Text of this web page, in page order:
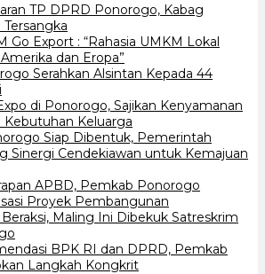
TP DPRD Ponorogo, Kabag
Go Export : “Rahasia UMKM Lokal
dan Eropa”
Serahkan Alsintan Kepada 44
di Ponorogo, Sajikan Kenyamanan
Kebutuhan Keluarga
Siap Dibentuk, Pemerintah
Sinergi Cendekiawan untuk Kemajuan
APBD, Pemkab Ponorogo
Proyek Pembangunan
Maling Ini Dibekuk Satreskrim
BPK RI dan DPRD, Pemkab
Langkah Kongkrit